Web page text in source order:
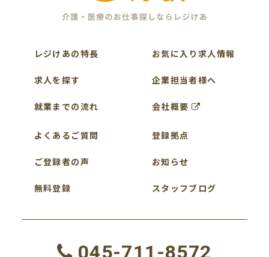
レジけあの特長
求人を探す
就業までの流れ
よくあるご質問
ご登録者の声
無料登録
お気に入り求人情報
企業担当者様へ
会社概要
登録拠点
お知らせ
スタッフブログ
045-711-8572